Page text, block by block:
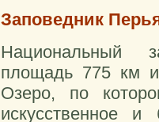
Заповедник
Национальный
площадь 775 км и
Озеро, по
искусственное и